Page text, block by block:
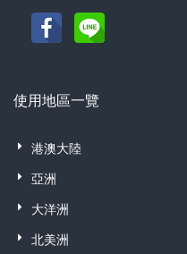
使用地區一覽
港澳大陸
亞洲
大洋洲
北美洲